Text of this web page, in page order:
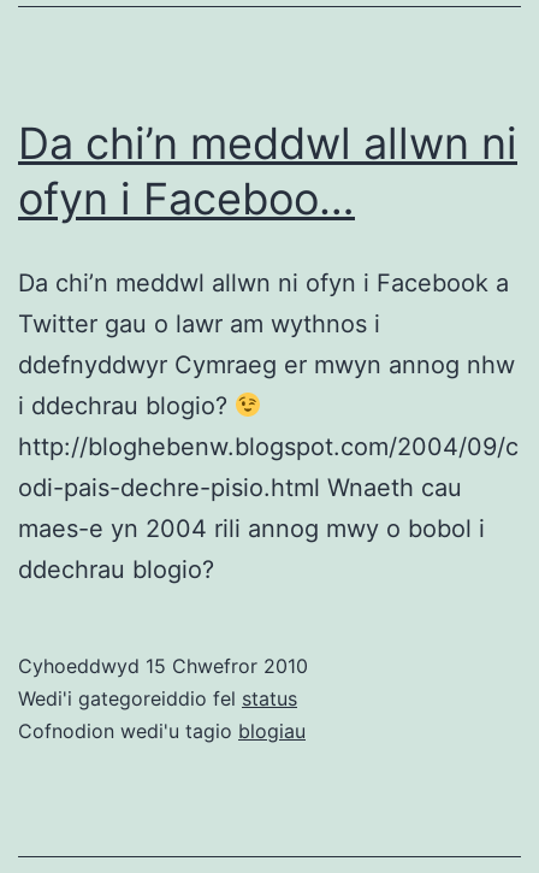
Da chi’n meddwl allwn ni
ofyn i Faceboo…
Da chi’n meddwl allwn ni ofyn i Facebook a
Twitter gau o lawr am wythnos i
ddefnyddwyr Cymraeg er mwyn annog nhw
i ddechrau blogio?
http://bloghebenw.blogspot.com/2004/09/c
odi-pais-dechre-pisio.html Wnaeth cau
maes-e yn 2004 rili annog mwy o bobol i
ddechrau blogio?
Cyhoeddwyd 15 Chwefror 2010
Wedi'i gategoreiddio fel status
Cofnodion wedi'u tagio blogiau